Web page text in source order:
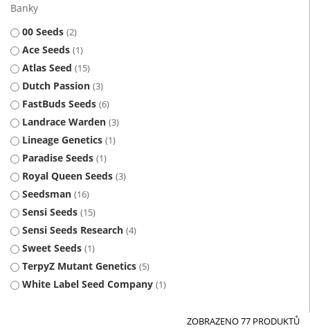
Banky
00 Seeds 2
Ace Seeds 1
Atlas Seed 15
Dutch Passion 3
FastBuds Seeds 6
Landrace Warden 3
Lineage Genetics 1
Paradise Seeds 1
Royal Queen Seeds 3
Seedsman 16
Sensi Seeds 15
Sensi Seeds Research 4
Sweet Seeds 1
TerpyZ Mutant Genetics 5
White Label Seed Company 1
ZOBRAZENO 77 PRODUKTŮ